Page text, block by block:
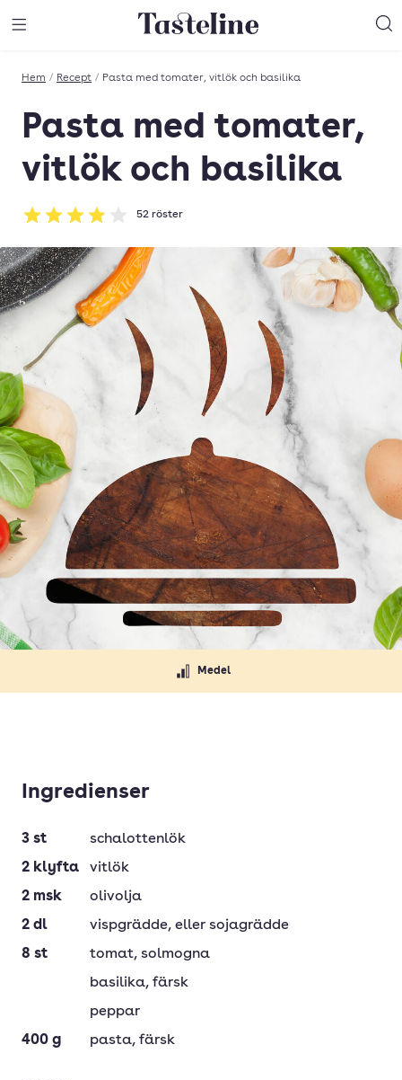
Till Tastelines startsida
Hem / Recept / Pasta med tomater, vitlök och basilika
Pasta med tomater,
vitlök och basilika
Betyg: 3.92 av 5
52 röster
Medel
Ingredienser
3 st
schalottenlök
2 klyfta
vitlök
2 msk
olivolja
2 dl vispgrädde, eller sojagrädde
8 st tomat, solmogna
basilika, färsk
peppar
400 g pasta, färsk